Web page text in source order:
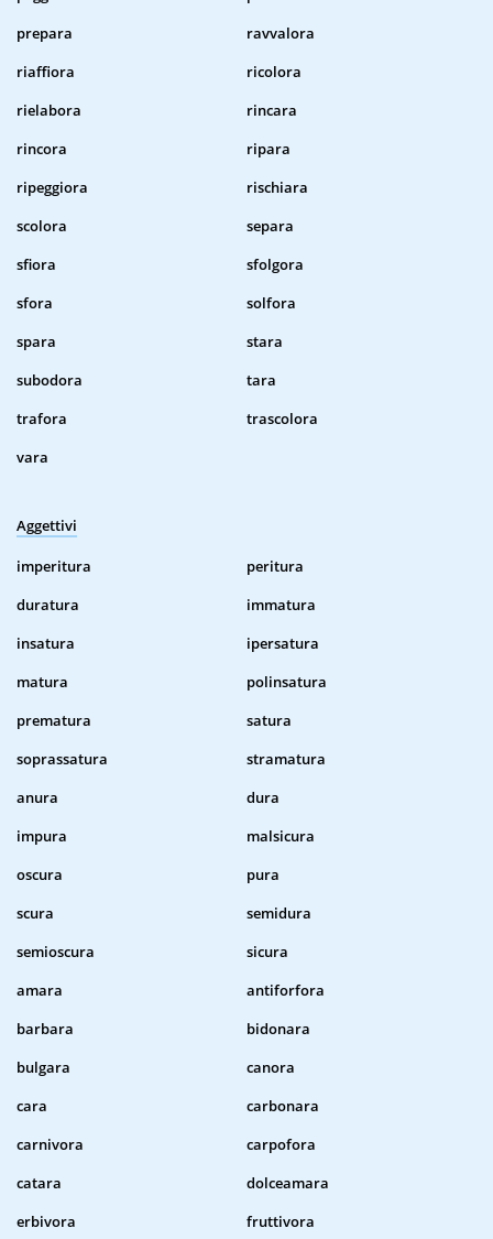
prepara
ravvalora
riaffiora
ricolora
rielabora
rincara
rincora
ripara
ripeggiora
rischiara
scolora
separa
sfiora
sfolgora
sfora
solfora
spara
stara
subodora
tara
trafora
trascolora
vara
Aggettivi
imperitura
peritura
duratura
immatura
insatura
ipersatura
matura
polinsatura
prematura
satura
soprassatura
stramatura
anura
dura
impura
malsicura
oscura
pura
scura
semidura
semioscura
sicura
amara
antiforfora
barbara
bidonara
bulgara
canora
cara
carbonara
carnivora
carpofora
catara
dolceamara
erbivora
fruttivora